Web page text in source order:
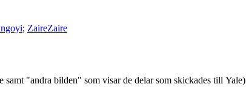
; ZaireZaire
"andra bilden" som visar de delar som skickades till Yale)